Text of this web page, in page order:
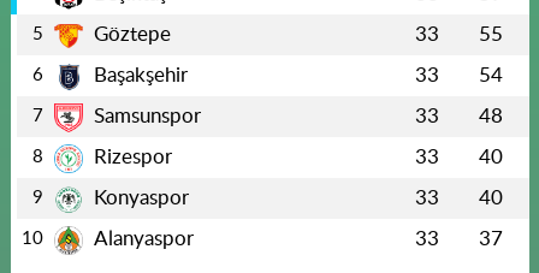
5 Göztepe 33 55
6 Başakşehir 33 54
7 Samsunspor 33 48
8 Rizespor 33 40
9 Konyaspor 33 40
10 Alanyaspor 33 37